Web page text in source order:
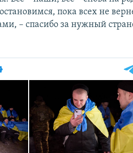
пока всех не
– спасибо за нужный